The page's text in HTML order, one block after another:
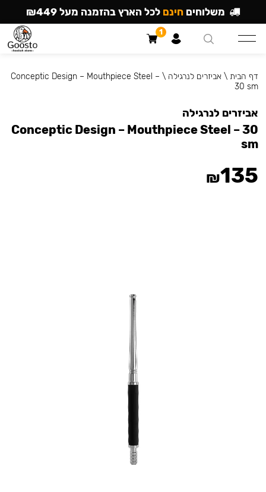
דף הבית \אביזרים לנרגילה \
Conceptic Design – Mouthpiece Steel –
30 sm
אביזרים לנרגילה
Conceptic Design – Mouthpiece Steel – 30
sm
₪135
משלוחים חינם לכל הארץ בהזמנה מעל ₪449
1